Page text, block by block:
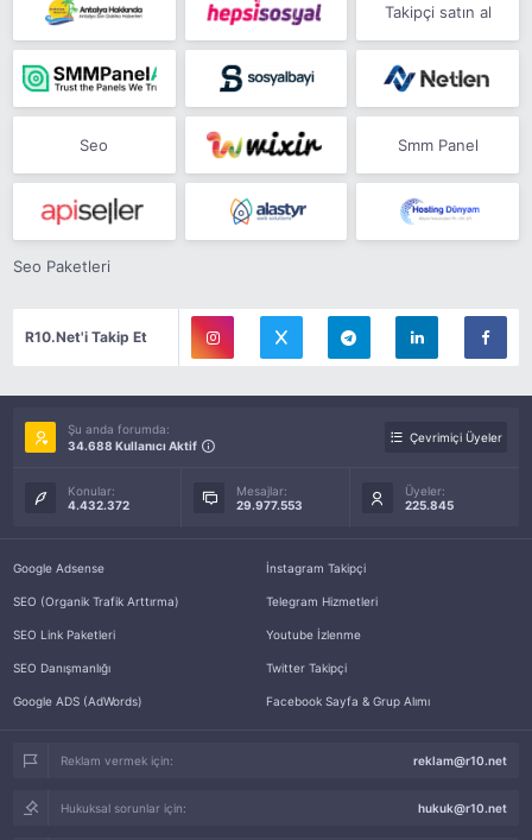
Takipçi satın al
Seo Smm Panel
Seo Paketleri
R10.Net'i Takip Et
Şu anda forumda:
34.688 Kullanıcı Aktif
Çevrimiçi Üyeler
Konular:
4.432.372
Mesajlar:
29.977.553
Üyeler:
225.845
Google Adsense
SEO (Organik Trafik Arttırma)
SEO Link Paketleri
SEO Danışmanlığı
Google ADS (AdWords)
İnstagram Takipçi
Telegram Hizmetleri
Youtube İzlenme
Twitter Takipçi
Facebook Sayfa & Grup Alımı
Reklam vermek için: reklam@r10.net
Hukuksal sorunlar için: hukuk@r10.net